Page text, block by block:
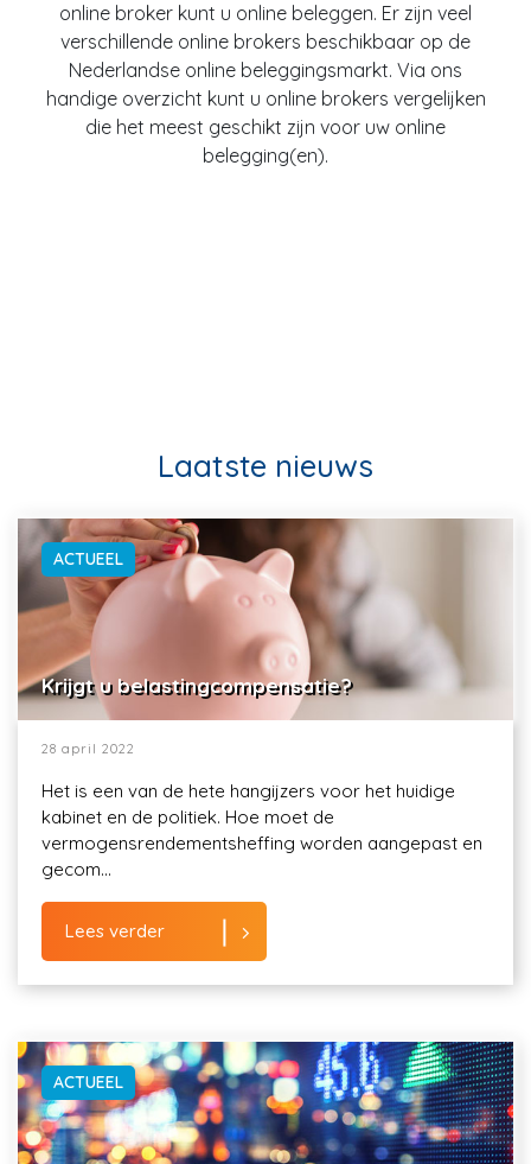
online broker kunt u online beleggen. Er zijn veel
verschillende online brokers beschikbaar op de
Nederlandse online beleggingsmarkt. Via ons
handige overzicht kunt u online brokers vergelijken
die het meest geschikt zijn voor uw online
belegging(en).
Laatste nieuws
ACTUEEL
Krijgt u belastingcompensatie?
28 april 2022
Het is een van de hete hangijzers voor het huidige
kabinet en de politiek. Hoe moet de
vermogensrendementsheffing worden aangepast en
gecom...
Lees verder
ACTUEEL